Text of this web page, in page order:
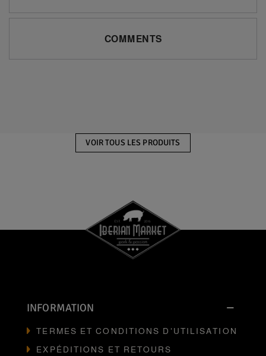
COMMENTS
VOIR TOUS LES PRODUITS
INFORMATION
TERMES ET CONDITIONS D'UTILISATION
EXPÉDITIONS ET RETOURS